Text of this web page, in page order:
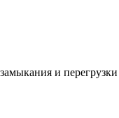
и перегрузки